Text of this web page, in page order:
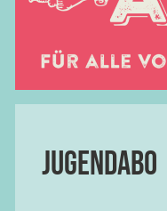
Jugendabo